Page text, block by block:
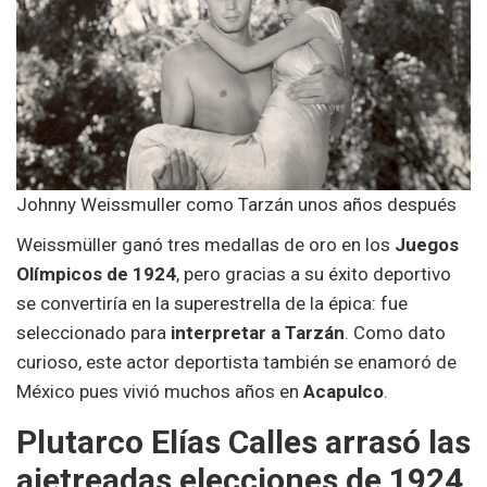
Johnny Weissmuller como Tarzán unos años después
Weissmüller ganó tres medallas de oro en los Juegos
Olímpicos de 1924, pero gracias a su éxito deportivo
se convertiría en la superestrella de la épica: fue
seleccionado para interpretar a Tarzán. Como dato
curioso, este actor deportista también se enamoró de
México pues vivió muchos años en Acapulco.
Plutarco Elías Calles arrasó las